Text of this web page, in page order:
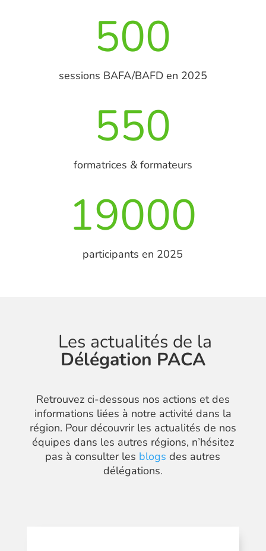
500
sessions BAFA/BAFD en 2025
550
formatrices & formateurs
19000
participants en 2025
Les actualités de la
Délégation PACA
Retrouvez ci-dessous nos actions et des
informations liées à notre activité dans la
région. Pour découvrir les actualités de nos
équipes dans les autres régions, n’hésitez
pas à consulter les blogs des autres
délégations.